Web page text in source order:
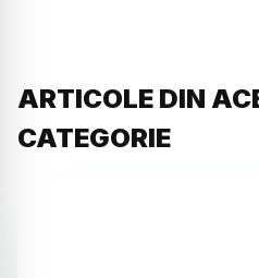
ARTICOLE DIN
CATEGORIE